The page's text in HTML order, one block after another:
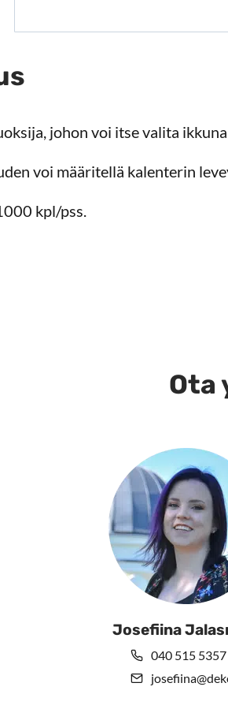
johon voi itse valita
voi määritellä kalenterin
kpl/pss.
Ota
Josefiina
040 515 5357